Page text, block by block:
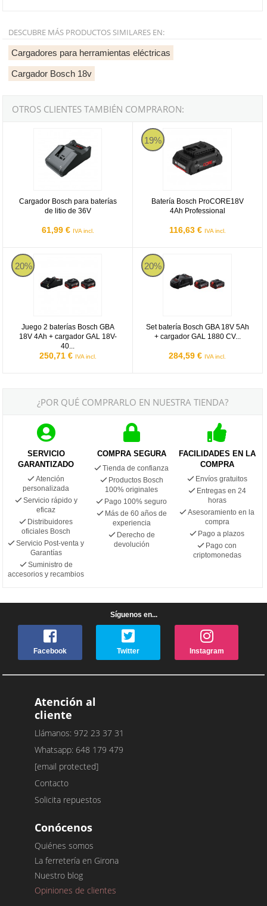
DESCUBRE MÁS PRODUCTOS SIMILARES EN:
Cargadores para herramientas eléctricas
Cargador Bosch 18v
OTROS CLIENTES TAMBIÉN COMPRARON:
Cargador Bosch para baterías
de litio de 36V
61,99 € IVA incl.
Cargador Bosch para baterías de litio de 36V
19%
Batería Bosch ProCORE18V
4Ah Professional
116,63 € IVA incl.
Batería Bosch ProCORE18V
20%
Juego 2 baterías Bosch GBA
18V 4Ah + cargador GAL 18V-
40...
250,71 € IVA incl.
Juego 2 baterías Bosch GBA 18V 4Ah + cargador GAL 18V-40
20%
Set batería Bosch GBA 18V 5Ah
+ cargador GAL 1880 CV...
284,59 € IVA incl.
Set batería Bosch GBA 18V 5Ah
¿POR QUÉ COMPRARLO EN NUESTRA TIENDA?
SERVICIO
GARANTIZADO
Atención
personalizada
Servicio rápido y
eficaz
Distribuidores
oficiales Bosch
Servicio Post-venta y
Garantías
Suministro de
accesorios y recambios
COMPRA SEGURA
Tienda de confianza
Productos Bosch
100% originales
Pago 100% seguro
Más de 60 años de
experiencia
Derecho de
devolución
FACILIDADES EN LA
COMPRA
Envíos gratuitos
Entregas en 24
horas
Asesoramiento en la
compra
Pago a plazos
Pago con
criptomonedas
Síguenos en...
Facebook Twitter Instagram
Atención al
cliente
Llámanos: 972 23 37 31
Whatsapp: 648 179 479
[email protected]
Contacto
Solicita repuestos
Conócenos
Quiénes somos
La ferretería en Girona
Nuestro blog
Opiniones de clientes